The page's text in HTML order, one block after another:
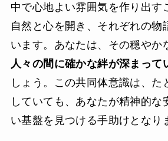
中で心地よい雰囲気を作り出す
自然と心を開き、それぞれの物
います。あなたは、その穏やか
人々の間に確かな絆が深まって
しょう。この共同体意識は、た
していても、あなたが精神的な
い基盤を見つける手助けとなり